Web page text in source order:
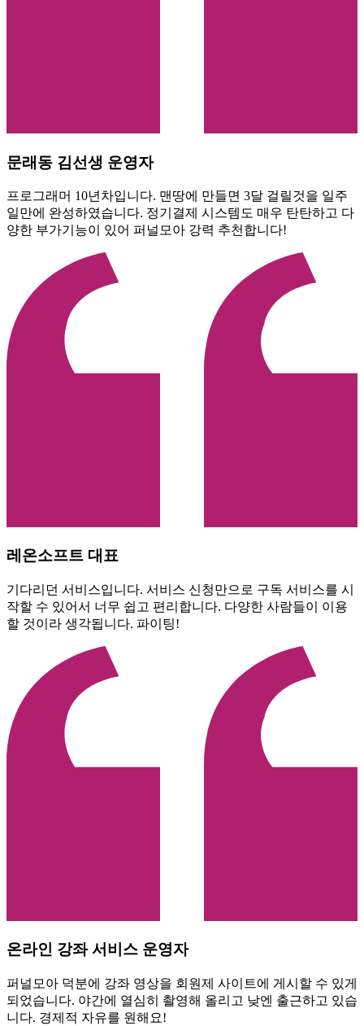
문래동 김선생 운영자
프로그래머 10년차입니다. 맨땅에 만들면 3달 걸릴것을 일주
일만에 완성하였습니다. 정기결제 시스템도 매우 탄탄하고 다
양한 부가기능이 있어 퍼널모아 강력 추천합니다!
레온소프트 대표
기다리던 서비스입니다. 서비스 신청만으로 구독 서비스를 시
작할 수 있어서 너무 쉽고 편리합니다. 다양한 사람들이 이용
할 것이라 생각됩니다. 파이팅!
온라인 강좌 서비스 운영자
퍼널모아 덕분에 강좌 영상을 회원제 사이트에 게시할 수 있게
되었습니다. 야간에 열심히 촬영해 올리고 낮엔 출근하고 있습
니다. 경제적 자유를 원해요!